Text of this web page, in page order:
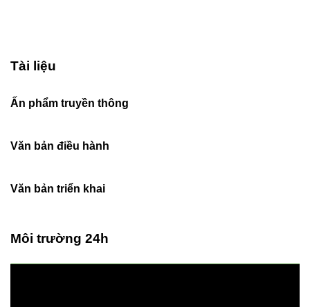
Tài liệu
Ấn phẩm truyền thông
Văn bản điều hành
Văn bản triển khai
Môi trường 24h